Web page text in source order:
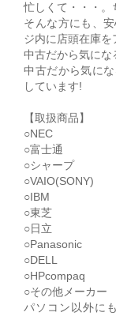
忙しくて・・・。
そんな方にも、
ジ内に店頭在庫
中古だから気にな
中古だから気に
しています!
【取扱商品】
○NEC
○富士通
○シャープ
○VAIO(SONY)
○IBM
○東芝
○日立
○Panasonic
○DELL
○HPcompaq
○その他メーカー
パソコン以外に